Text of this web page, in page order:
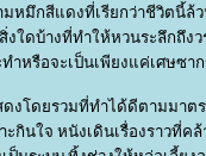
หมึกสีแดงที่เรียกว่าชีวิตนี้ล้
ใดบ้างที่ทำให้หวนระลึกถึง
ำหรือจะเป็นเพียงแค่เศษซ
ดงโดยรวมที่ทำได้ดีตามมา
กินใจ หนังเดินเรื่องราวที่ค